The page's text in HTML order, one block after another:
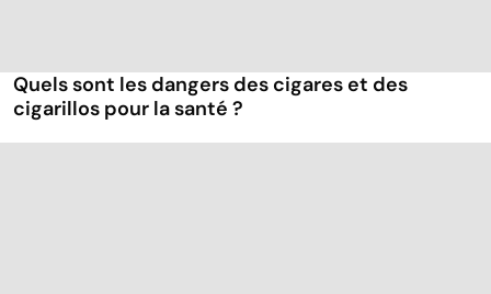
Quels sont les dangers des cigares et des
cigarillos pour la santé ?